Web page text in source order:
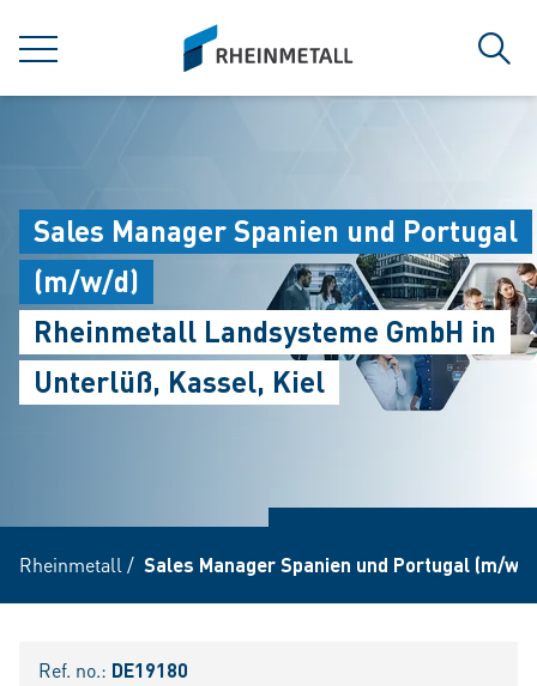
MENU
siteLogo
Sales Manager Spanien und Portugal
(m/w/d)
Rheinmetall Landsysteme GmbH in
Unterlüß, Kassel, Kiel
Rheinmetall / Sales Manager Spanien und Portugal (m/w/
Ref. no.: DE19180